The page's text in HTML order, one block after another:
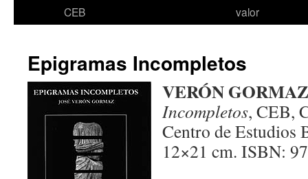
CEB
valor
Epigramas Incompletos
VERÓN
Incompletos, CEB,
Centro de Estudios
12×21 cm. ISBN: